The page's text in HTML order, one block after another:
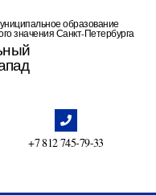
образование
значения Санкт-Петербурга
+7 812 745‑79-33